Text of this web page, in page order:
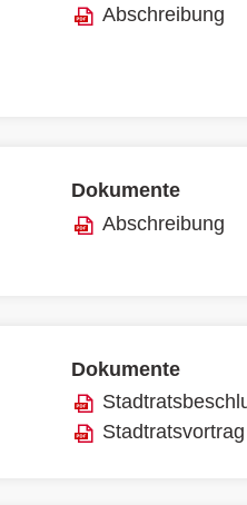
Abschreibung
Dokumente
Abschreibung
Dokumente
Stadtratsvortrag